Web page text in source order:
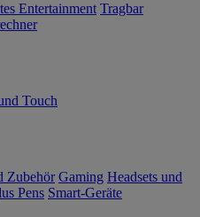
Entertainment Tragbar
Touch
Zubehör Gaming Headsets und
Pens Smart-Geräte